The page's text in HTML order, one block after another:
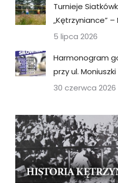
Turnieje
„Kętrzyniance”
5 lipca 2026
Harmonogram
przy ul. Moniuszki
30 czerwca 2026